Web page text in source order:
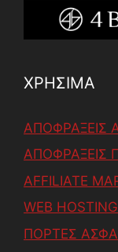
ΧΡΗΣΙΜΑ
ΑΠΟΦΡΑΞΕΙΣ
ΑΠΟΦΡΑΞΕΙΣ
AFFILIATE
WEB
ΠΟΡΤΕΣ